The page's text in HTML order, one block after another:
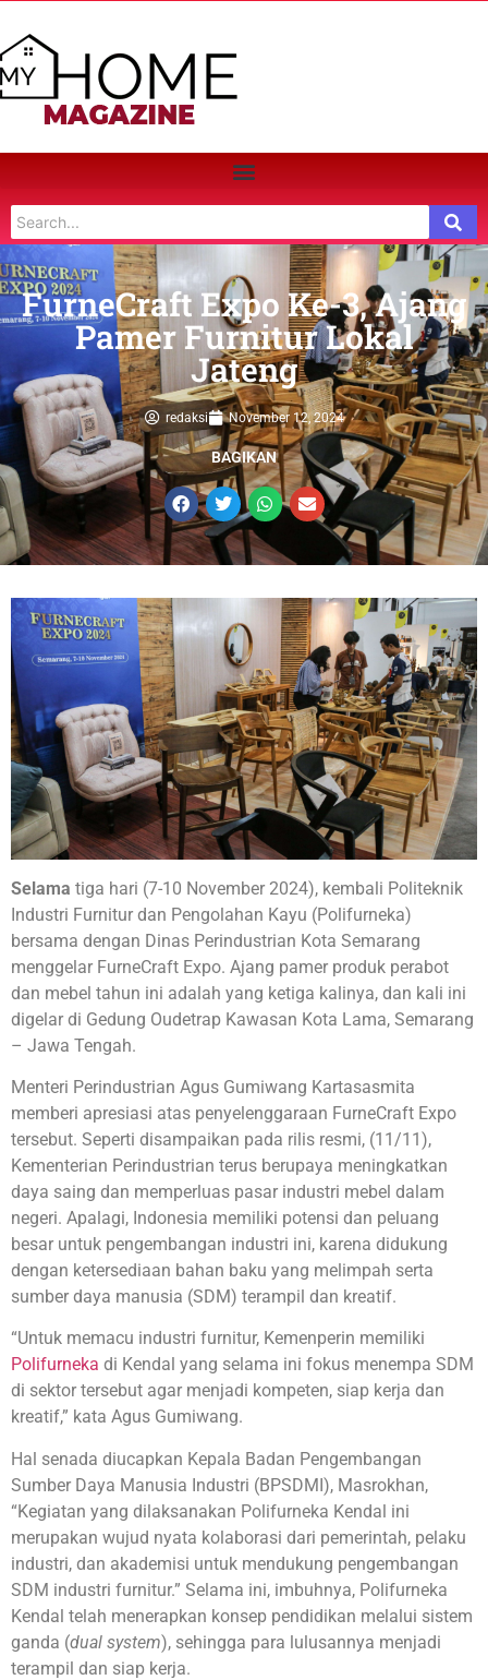
FurneCraft Expo Ke-3, Ajang
Pamer Furnitur Lokal
Jateng
redaksi November 12, 2024
BAGIKAN
Selama tiga hari (7-10 November 2024), kembali Politeknik
Industri Furnitur dan Pengolahan Kayu (Polifurneka)
bersama dengan Dinas Perindustrian Kota Semarang
menggelar FurneCraft Expo. Ajang pamer produk perabot
dan mebel tahun ini adalah yang ketiga kalinya, dan kali ini
digelar di Gedung Oudetrap Kawasan Kota Lama, Semarang
– Jawa Tengah.
Menteri Perindustrian Agus Gumiwang Kartasasmita
memberi apresiasi atas penyelenggaraan FurneCraft Expo
tersebut. Seperti disampaikan pada rilis resmi, (11/11),
Kementerian Perindustrian terus berupaya meningkatkan
daya saing dan memperluas pasar industri mebel dalam
negeri. Apalagi, Indonesia memiliki potensi dan peluang
besar untuk pengembangan industri ini, karena didukung
dengan ketersediaan bahan baku yang melimpah serta
sumber daya manusia (SDM) terampil dan kreatif.
“Untuk memacu industri furnitur, Kemenperin memiliki
Polifurneka di Kendal yang selama ini fokus menempa SDM
di sektor tersebut agar menjadi kompeten, siap kerja dan
kreatif,” kata Agus Gumiwang.
Hal senada diucapkan Kepala Badan Pengembangan
Sumber Daya Manusia Industri (BPSDMI), Masrokhan,
“Kegiatan yang dilaksanakan Polifurneka Kendal ini
merupakan wujud nyata kolaborasi dari pemerintah, pelaku
industri, dan akademisi untuk mendukung pengembangan
SDM industri furnitur.” Selama ini, imbuhnya, Polifurneka
Kendal telah menerapkan konsep pendidikan melalui sistem
ganda (dual system), sehingga para lulusannya menjadi
terampil dan siap kerja.